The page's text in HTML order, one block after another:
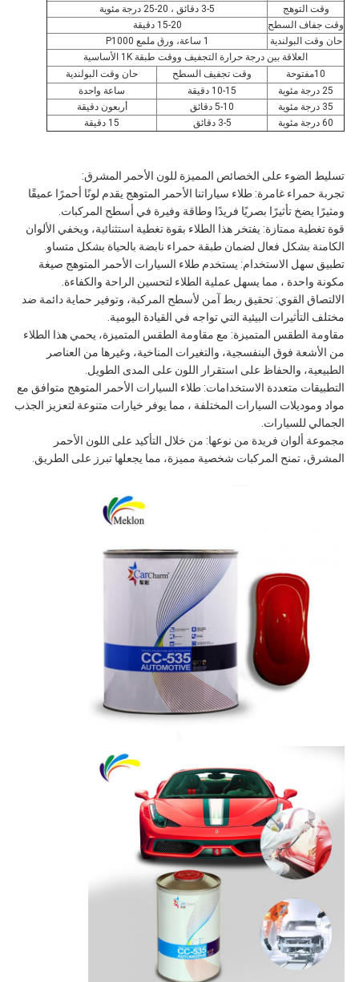
وقت التوهج
3-5 دقائق ، 20-25 درجة مئوية
وقت جفاف السطح
15-20 دقيقة
حان وقت البولندية
1 ساعة، ورق ملمع P1000
العلاقة بين درجة حرارة التجفيف ووقت طبقة 1K الأساسية
10مفتوحة
وقت تجفيف السطح
حان وقت البولندية
25 درجة مئوية
10-15 دقيقة
ساعة واحدة
35 درجة مئوية
5-10 دقائق
أربعون دقيقة
60 درجة مئوية
3-5 دقائق 15 دقيقة
تسليط الضوء على الخصائص المميزة للون الأحمر المشرق:
تجربة حمراء غامرة: طلاء سياراتنا الأحمر المتوهج يقدم لونًا أحمرًا عميقًا
ومثيرًا يضخ تأثيرًا بصريًا فريدًا وطاقة وفيرة في أسطح المركبات.
قوة تغطية ممتازة: يفتخر هذا الطلاء بقوة تغطية استثنائية، ويخفي الألوان
الكامنة بشكل فعال لضمان طبقة حمراء نابضة بالحياة بشكل متساو.
تطبيق سهل الاستخدام: يستخدم طلاء السيارات الأحمر المتوهج صيغة
مكونة واحدة ، مما يسهل عملية الطلاء لتحسين الراحة والكفاءة.
الالتصاق القوي: تحقيق ربط آمن لأسطح المركبة، وتوفير حماية دائمة ضد
مختلف التأثيرات البيئية التي تواجه في القيادة اليومية.
مقاومة الطقس المتميزة: مع مقاومة الطقس المتميزة، يحمي هذا الطلاء
من الأشعة فوق البنفسجية، والتغيرات المناخية، وغيرها من العناصر
الطبيعية، والحفاظ على استقرار اللون على المدى الطويل.
التطبيقات متعددة الاستخدامات: طلاء السيارات الأحمر المتوهج متوافق مع
مواد وموديلات السيارات المختلفة ، مما يوفر خيارات متنوعة لتعزيز الجذب
الجمالي للسيارات.
مجموعة ألوان فريدة من نوعها: من خلال التأكيد على اللون الأحمر
المشرق، تمنح المركبات شخصية مميزة، مما يجعلها تبرز على الطريق.